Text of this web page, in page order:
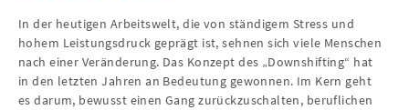
In der heutigen Arbeitswelt, die von ständigem Stress und
hohem Leistungsdruck geprägt ist, sehnen sich viele Menschen
nach einer Veränderung. Das Konzept des „Downshifting“ hat
in den letzten Jahren an Bedeutung gewonnen. Im Kern geht
es darum, bewusst einen Gang zurückzuschalten, beruflichen